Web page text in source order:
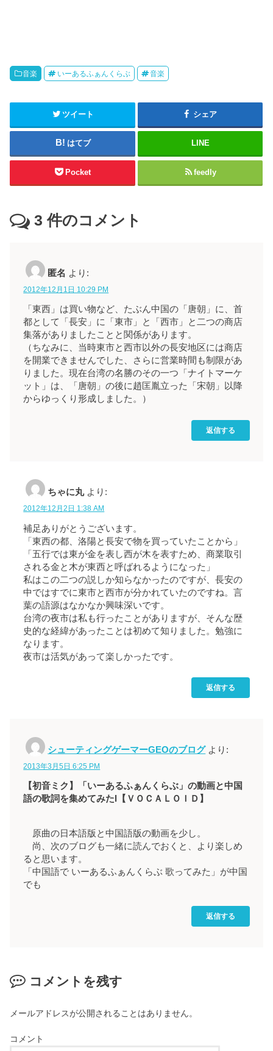
音楽 いーあるふぁんくらぶ 音楽
ツイート シェア
はてブ LINE
Pocket feedly
3 件のコメント
匿名 より:
2012年12月1日 10:29 PM
「東西」は買い物など、たぶん中国の「唐朝」に、首
都として「長安」に「東市」と「西市」と二つの商店
集落がありましたことと関係があります。
（ちなみに、当時東市と西市以外の長安地区には商店
を開業できませんでした、さらに営業時間も制限があ
りました。現在台湾の名勝のその一つ「ナイトマーケ
ット」は、「唐朝」の後に趙匡胤立った「宋朝」以降
からゆっくり形成しました。）
返信する
ちゃに丸 より:
2012年12月2日 1:38 AM
補足ありがとうございます。
「東西の都、洛陽と長安で物を買っていたことから」
「五行では東が金を表し西が木を表すため、商業取引
される金と木が東西と呼ばれるようになった」
私はこの二つの説しか知らなかったのですが、長安の
中ではすでに東市と西市が分かれていたのですね。言
葉の語源はなかなか興味深いです。
台湾の夜市は私も行ったことがありますが、そんな歴
史的な経緯があったことは初めて知りました。勉強に
なります。
夜市は活気があって楽しかったです。
返信する
シューティングゲーマーGEOのブログ より:
2013年3月5日 6:25 PM
【初音ミク】「いーあるふぁんくらぶ」の動画と中国
語の歌詞を集めてみたl【ＶＯＣＡＬＯＩＤ】
原曲の日本語版と中国語版の動画を少し。
尚、次のブログも一緒に読んでおくと、より楽しめ
ると思います。
「中国語で いーあるふぁんくらぶ 歌ってみた」が中国
でも
返信する
コメントを残す
メールアドレスが公開されることはありません。
コメント